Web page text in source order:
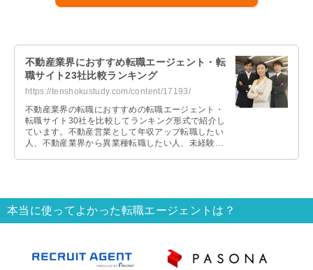
不動産業界におすすめ転職エージェント・転
職サイト23社比較ランキング
https://tenshokustudy.com/content/17193/
不動産業界の転職におすすめの転職エージェント・
転職サイト30社を比較してランキング形式で紹介し
ています。不動産営業として年収アップ転職したい
人、不動産業界から異業種転職したい人、未経験で
本当に使ってよかった転職エージェントは？